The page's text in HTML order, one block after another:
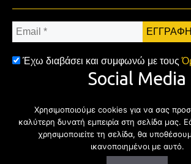
Email
*
Έχω διαβάσει και συμφωνώ με τους
Social Media
FacebookTwitter
Χρησιμοποιούμε cookies για να σας
καλύτερη δυνατή εμπειρία στη σελίδα μας.
χρησιμοποιείτε τη σελίδα, θα
ικανοποιημένοι με αυτό.